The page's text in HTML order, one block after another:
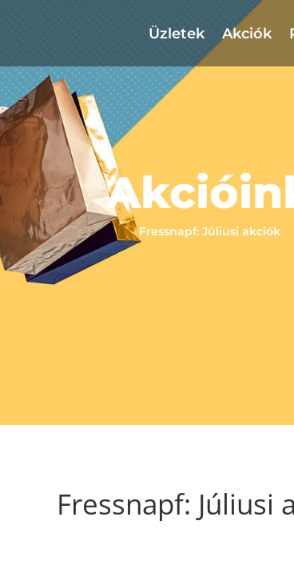
Üzletek Akciók
Fressnapf: Júliusi akciók
Fressnapf: Júliusi